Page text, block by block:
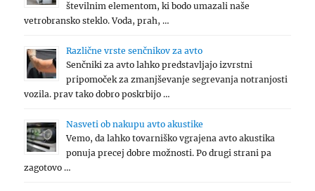
številnim elementom, ki bodo umazali naše
vetrobransko steklo. Voda, prah, …
Različne vrste senčnikov za avto
Senčniki za avto lahko predstavljajo izvrstni
pripomoček za zmanjševanje segrevanja notranjosti
vozila. prav tako dobro poskrbijo …
Nasveti ob nakupu avto akustike
Vemo, da lahko tovarniško vgrajena avto akustika
ponuja precej dobre možnosti. Po drugi strani pa
zagotovo …